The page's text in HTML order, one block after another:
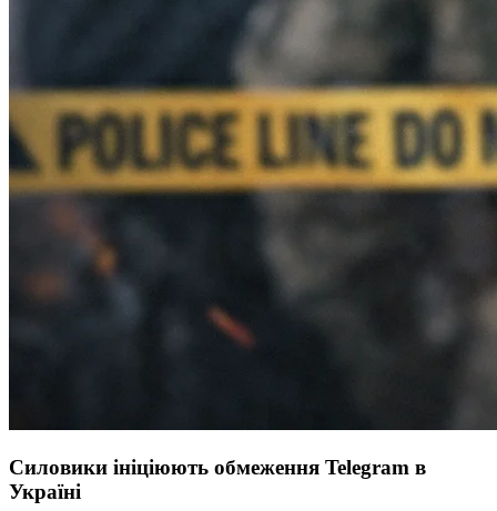
Силовики ініціюють обмеження Telegram в
Україні